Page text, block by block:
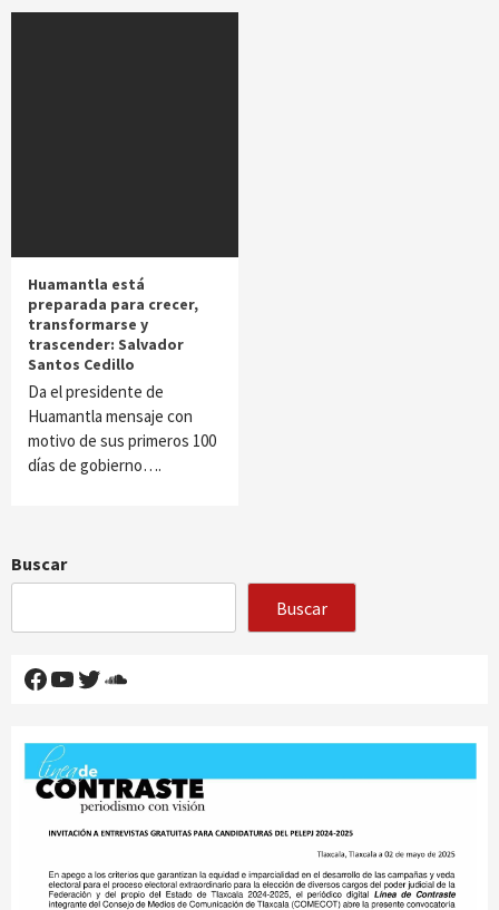
Huamantla está
preparada para crecer,
transformarse y
trascender: Salvador
Santos Cedillo
Da el presidente de
Huamantla mensaje con
motivo de sus primeros 100
días de gobierno….
Buscar
Buscar
Facebook
YouTube
Twitter
SoundCloud